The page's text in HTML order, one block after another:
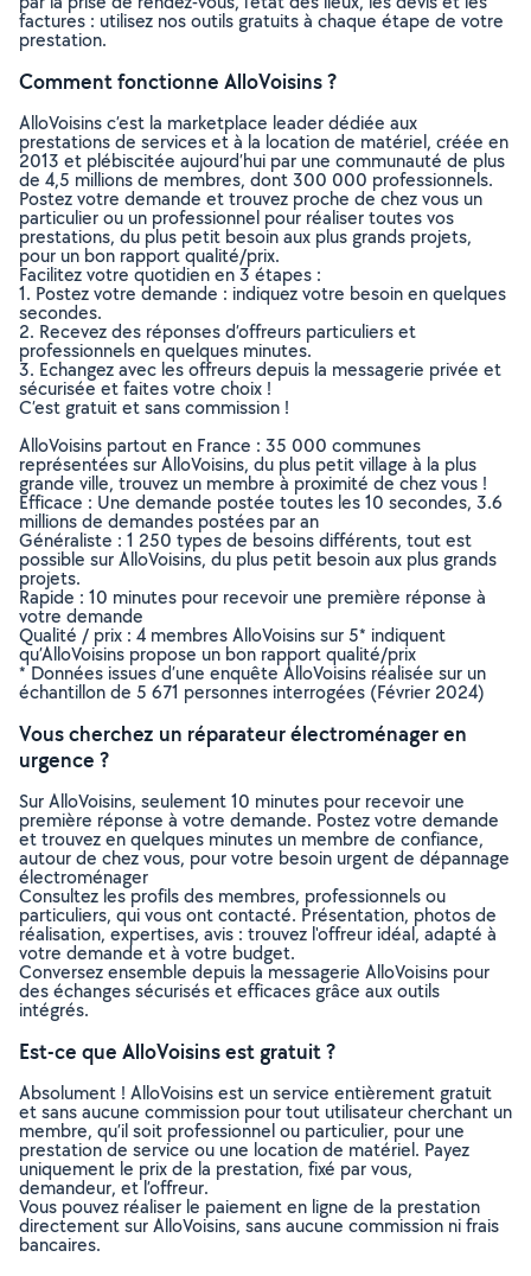
factures : utilisez nos outils gratuits à chaque étape de votre
prestation.
Comment fonctionne AlloVoisins ?
AlloVoisins c’est la marketplace leader dédiée aux
prestations de services et à la location de matériel, créée en
2013 et plébiscitée aujourd’hui par une communauté de plus
de 4,5 millions de membres, dont 300 000 professionnels.
Postez votre demande et trouvez proche de chez vous un
particulier ou un professionnel pour réaliser toutes vos
prestations, du plus petit besoin aux plus grands projets,
pour un bon rapport qualité/prix.
Facilitez votre quotidien en 3 étapes :
1. Postez votre demande : indiquez votre besoin en quelques
secondes.
2. Recevez des réponses d’offreurs particuliers et
professionnels en quelques minutes.
3. Echangez avec les offreurs depuis la messagerie privée et
sécurisée et faites votre choix !
C’est gratuit et sans commission !
AlloVoisins partout en France : 35 000 communes
représentées sur AlloVoisins, du plus petit village à la plus
grande ville, trouvez un membre à proximité de chez vous !
Efficace : Une demande postée toutes les 10 secondes, 3.6
millions de demandes postées par an
Généraliste : 1 250 types de besoins différents, tout est
possible sur AlloVoisins, du plus petit besoin aux plus grands
projets.
Rapide : 10 minutes pour recevoir une première réponse à
votre demande
Qualité / prix : 4 membres AlloVoisins sur 5* indiquent
qu’AlloVoisins propose un bon rapport qualité/prix
* Données issues d’une enquête AlloVoisins réalisée sur un
échantillon de 5 671 personnes interrogées (Février 2024)
Vous cherchez un réparateur électroménager en
urgence ?
Sur AlloVoisins, seulement 10 minutes pour recevoir une
première réponse à votre demande. Postez votre demande
et trouvez en quelques minutes un membre de confiance,
autour de chez vous, pour votre besoin urgent de dépannage
électroménager
Consultez les profils des membres, professionnels ou
particuliers, qui vous ont contacté. Présentation, photos de
réalisation, expertises, avis : trouvez l'offreur idéal, adapté à
votre demande et à votre budget.
Conversez ensemble depuis la messagerie AlloVoisins pour
des échanges sécurisés et efficaces grâce aux outils
intégrés.
Est-ce que AlloVoisins est gratuit ?
Absolument ! AlloVoisins est un service entièrement gratuit
et sans aucune commission pour tout utilisateur cherchant un
membre, qu’il soit professionnel ou particulier, pour une
prestation de service ou une location de matériel. Payez
uniquement le prix de la prestation, fixé par vous,
demandeur, et l’offreur.
Vous pouvez réaliser le paiement en ligne de la prestation
directement sur AlloVoisins, sans aucune commission ni frais
bancaires.